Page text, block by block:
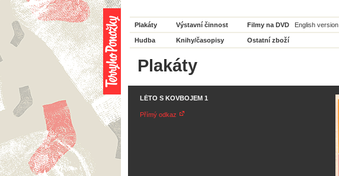
Plakáty Výstavní činnost Filmy na DVD English version
Hudba Knihy/časopisy Ostatní zboží
Plakáty
LÉTO S KOVBOJEM 1
Přímý odkaz